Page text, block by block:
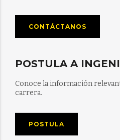
CONTÁCTANOS
POSTULA A
Conoce la información
carrera.
POSTULA